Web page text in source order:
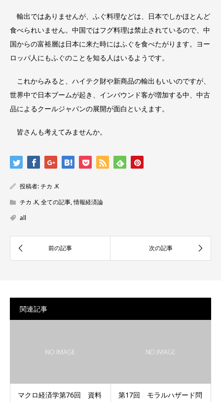
輸出ではありませんが、ふぐ料理などは、日本でしかほとんど
食べられいません。中国ではフグ料理は禁止されているので、中
国からの富裕層は日本に来た時にはふぐを食べたがります。ヨー
ロッパ人にもふぐのことを知る人はいるようです。
これからみると、ハイテク財や新商品の輸出もいいのですが、
世界中で日本ブームが起き、インバウンド客が増加する中、中古
品によるクールジャパンの展開が面白といえます。
皆さんも考えてみませんか。
投稿者:チカ .K
チカ .K,全ての記事,情報経済論
all
関連記事
マクロ経済学第76回 資料
第17回 モラルハザード問